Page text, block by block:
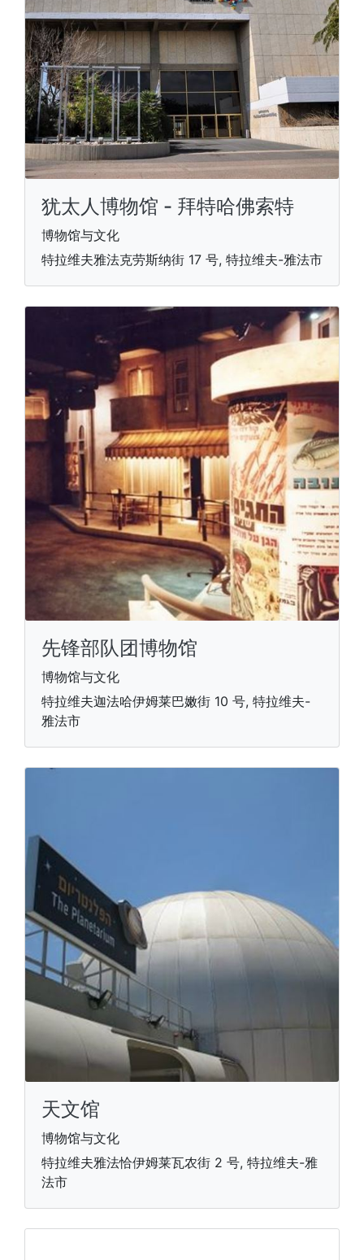
犹太人博物馆 - 拜特哈佛索特
博物馆与文化
特拉维夫雅法克劳斯纳街 17 号, 特拉维夫-雅法市
先锋部队团博物馆
博物馆与文化
特拉维夫迦法哈伊姆莱巴嫩街 10 号, 特拉维夫-
雅法市
天文馆
博物馆与文化
特拉维夫雅法恰伊姆莱瓦农街 2 号, 特拉维夫-雅
法市